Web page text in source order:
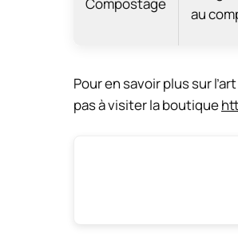
au
Pour en savoir plus sur
pas à visiter la boutique